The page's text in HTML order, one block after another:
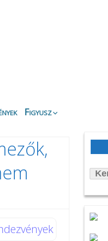
Figyusz
BiblioTéma
Nyitott könyvek
Körbirodalmi lépegető